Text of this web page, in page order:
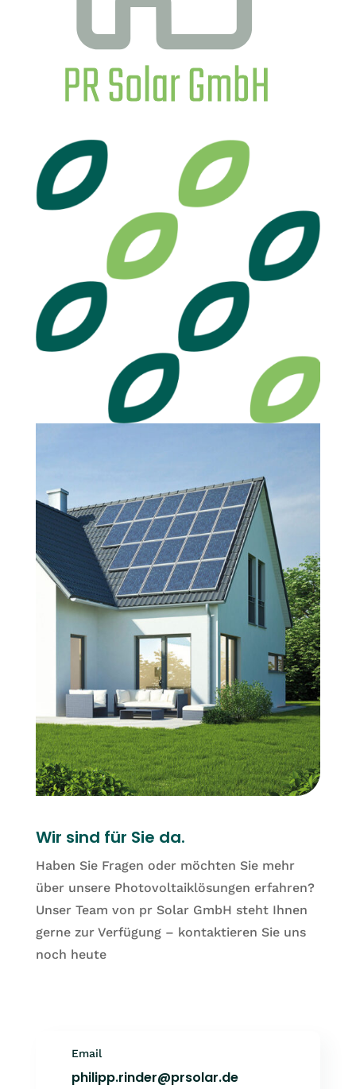
Wir sind für Sie da.
Haben Sie Fragen oder möchten Sie mehr
über unsere Photovoltaiklösungen erfahren?
Unser Team von pr Solar GmbH steht Ihnen
gerne zur Verfügung – kontaktieren Sie uns
noch heute
Email
philipp.rinder@prsolar.de